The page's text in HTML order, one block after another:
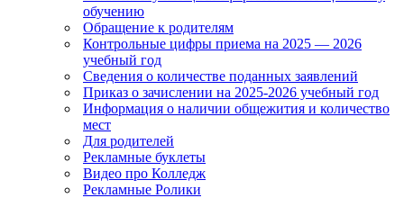
обучению
Обращение к родителям
Контрольные цифры приема на 2025 — 2026
учебный год
Сведения о количестве поданных заявлений
Приказ о зачислении на 2025-2026 учебный год
Информация о наличии общежития и количество
мест
Для родителей
Рекламные буклеты
Видео про Колледж
Рекламные Ролики